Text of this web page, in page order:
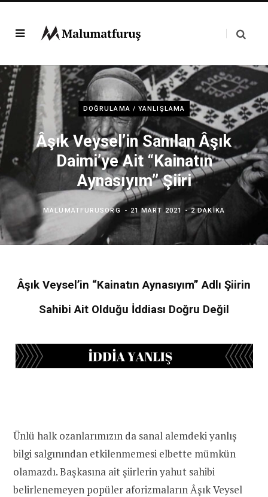
DOĞRULAMA / YANLIŞLAMA
Âşık Veysel’in Sanılan Âşık
Daimi’ye Ait “Kainatın
Aynasıyım” Şiiri
MALUMATFURUSORG 21 MART 2021 2 DAKIKA
Âşık Veysel’in “Kainatın Aynasıyım” Adlı Şiirin
Sahibi Ait Olduğu İddiası Doğru Değil
Ünlü halk ozanlarımızın da sanal alemdeki yanlış
bilgi salgınından etkilenmemesi elbette mümkün
olamazdı. Başkasına ait şiirlerin yahut sahibi
belirlenemeyen popüler aforizmaların Âşık Veysel